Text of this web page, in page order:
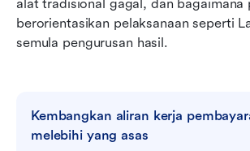
alat tradisional gagal, dan bagaimana
berorientasikan pelaksanaan seperti
semula pengurusan hasil.
Kembangkan aliran kerja
melebihi yang asas